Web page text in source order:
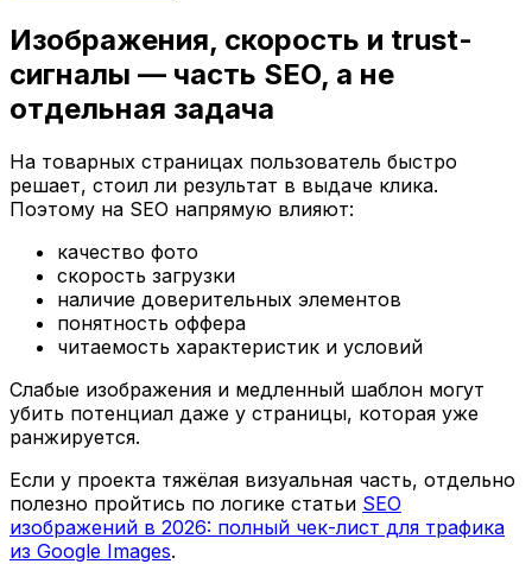
Изображения, скорость и trust-
сигналы — часть SEO, а не
отдельная задача
На товарных страницах пользователь быстро
решает, стоил ли результат в выдаче клика.
Поэтому на SEO напрямую влияют:
качество фото
скорость загрузки
наличие доверительных элементов
понятность оффера
читаемость характеристик и условий
Слабые изображения и медленный шаблон могут
убить потенциал даже у страницы, которая уже
ранжируется.
Если у проекта тяжёлая визуальная часть, отдельно
полезно пройтись по логике статьи SEO
изображений в 2026: полный чек-лист для трафика
из Google Images.